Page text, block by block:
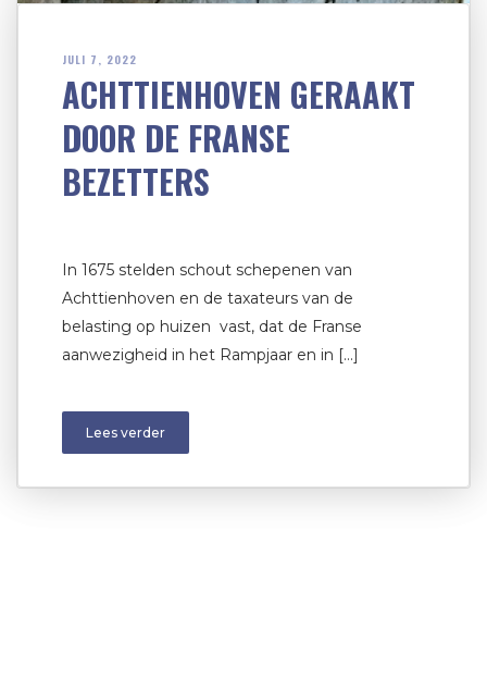
JULI 7, 2022
ACHTTIENHOVEN GERAAKT
DOOR DE FRANSE
BEZETTERS
In 1675 stelden schout schepenen van
Achttienhoven en de taxateurs van de
belasting op huizen vast, dat de Franse
aanwezigheid in het Rampjaar en in […]
Lees verder